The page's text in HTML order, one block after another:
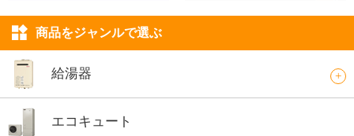
商品をジャンルで選ぶ
給湯器
エコキュート